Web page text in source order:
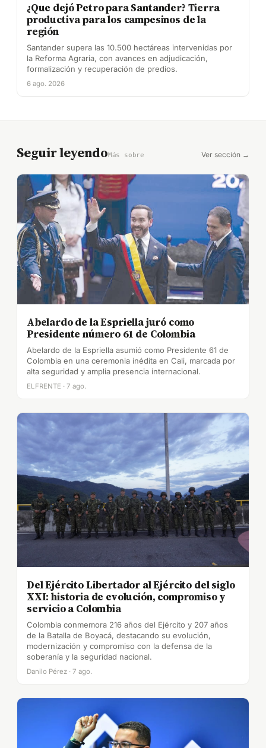
¿Que dejó Petro para Santander? Tierra
productiva para los campesinos de la
región
Santander supera las 10.500 hectáreas intervenidas por
la Reforma Agraria, con avances en adjudicación,
formalización y recuperación de predios.
6 ago. 2026
Seguir leyendoMás sobre Ver sección →
Abelardo de la Espriella juró como
Presidente número 61 de Colombia
Abelardo de la Espriella asumió como Presidente 61 de
Colombia en una ceremonia inédita en Cali, marcada por
alta seguridad y amplia presencia internacional.
ELFRENTE · 7 ago.
Del Ejército Libertador al Ejército del siglo
XXI: historia de evolución, compromiso y
servicio a Colombia
Colombia conmemora 216 años del Ejército y 207 años
de la Batalla de Boyacá, destacando su evolución,
modernización y compromiso con la defensa de la
soberanía y la seguridad nacional.
Danilo Pérez · 7 ago.